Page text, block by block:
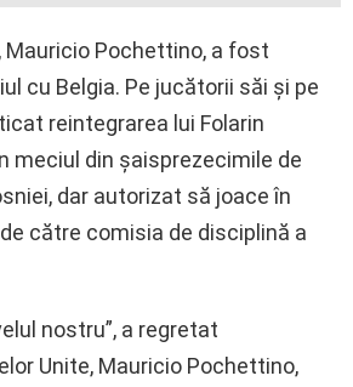
Mauricio Pochettino, a fost
cu Belgia. Pe jucătorii săi şi pe
reintegrarea lui Folarin
meciul din şaisprezecimile de
dar autorizat să joace în
către comisia de disciplină a
nostru”, a regretat
Unite, Mauricio Pochettino,